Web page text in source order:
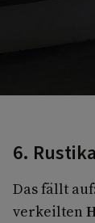
6.
Das fällt
verkeilten